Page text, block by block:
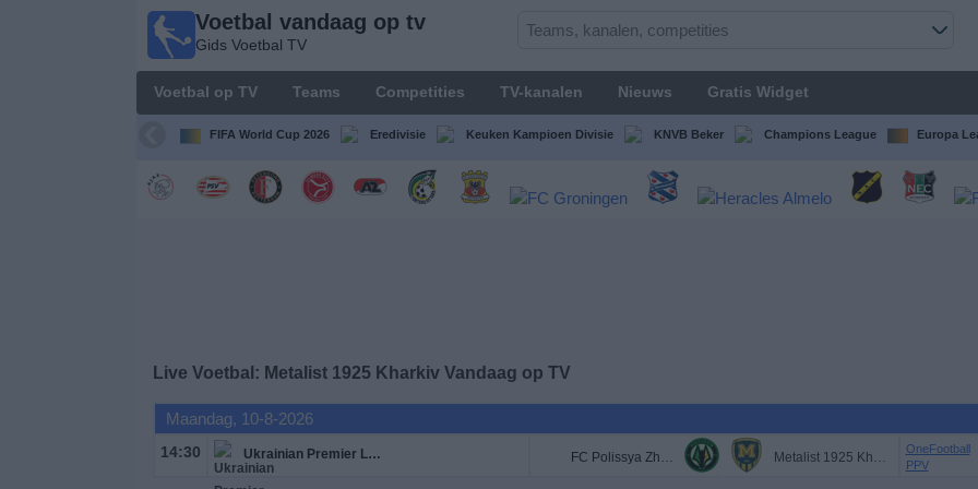
Voetbal vandaag op tv
Gids Voetbal TV
Voetbal op TV Teams Competities TV-kanalen Nieuws Gratis Widget
FIFA World Cup 2026 Eredivisie Keuken Kampioen Divisie KNVB Beker Champions League Europa
Live Voetbal: Metalist 1925 Kharkiv Vandaag op TV
Maandag, 10-8-2026
14:30 Ukrainian Premier League FC Polissya Zhytomyr Metalist 1925 Kharkiv
OneFootball
PPV